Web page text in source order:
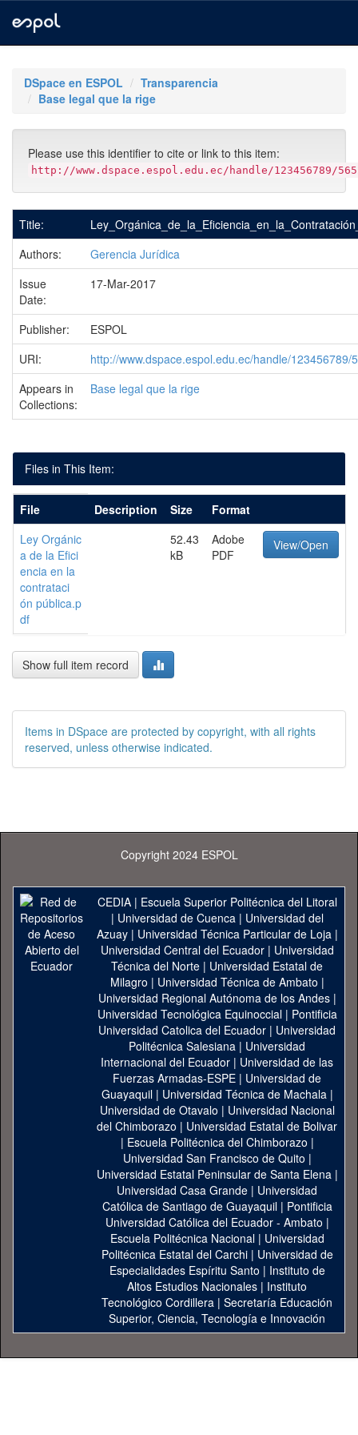
navigationDSpace en ESPOL
Transparencia
Base legal que la rige
Please use this identifier to cite or link to this item:
http://www.dspace.espol.edu.ec/handle/123456789/
Title:
Authors:
Gerencia Jurídica
Issue
Date:
17-Mar-2017
Publisher:
ESPOL
URI:
http://www.dspace.espol.edu.ec/handle/123456789/
Appears in
Collections:
Base legal que la rige
Files in This Item:
File Description Size
Format
Ley Orgánic
a de la Efici
encia en la
contrataci
ón pública.p
df
52.43
kB
Adobe
PDF
View/Open
Show full item record
Items in DSpace are protected by copyright, with all rights
reserved, unless otherwise indicated.
Copyright 2024 ESPOL
CEDIA| Escuela Superior Politécnica del Litoral
| Universidad de Cuenca| Universidad del
Azuay| Universidad Técnica Particular de Loja|
Universidad Central del Ecuador| Universidad
Técnica del Norte | Universidad Estatal de
Milagro | Universidad Técnica de Ambato |
Universidad Regional Autónoma de los Andes|
Universidad Tecnológica Equinoccial| Pontificia
Universidad Catolica del Ecuador | Universidad
Politécnica Salesiana | Universidad
Internacional del Ecuador | Universidad de las
Fuerzas Armadas-ESPE | Universidad de
Guayaquil| Universidad Técnica de Machala|
Universidad de Otavalo | Universidad Nacional
del Chimborazo | Universidad Estatal de Bolivar
| Escuela Politécnica del Chimborazo |
Universidad San Francisco de Quito |
Universidad Estatal Peninsular de Santa Elena|
Universidad Casa Grande | Universidad
Católica de Santiago de Guayaquil| Pontificia
Universidad Católica del Ecuador - Ambato |
Escuela Politécnica Nacional| Universidad
Politécnica Estatal del Carchi| Universidad de
Especialidades Espíritu Santo | Instituto de
Altos Estudios Nacionales | Instituto
Tecnológico Cordillera | Secretaría Educación
Superior, Ciencia, Tecnología e Innovación